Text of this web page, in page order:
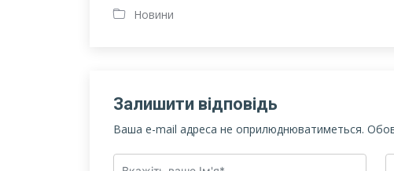
Новини
Залишити відповідь
Ваша e-mail адреса не оприлюднюватиметься.